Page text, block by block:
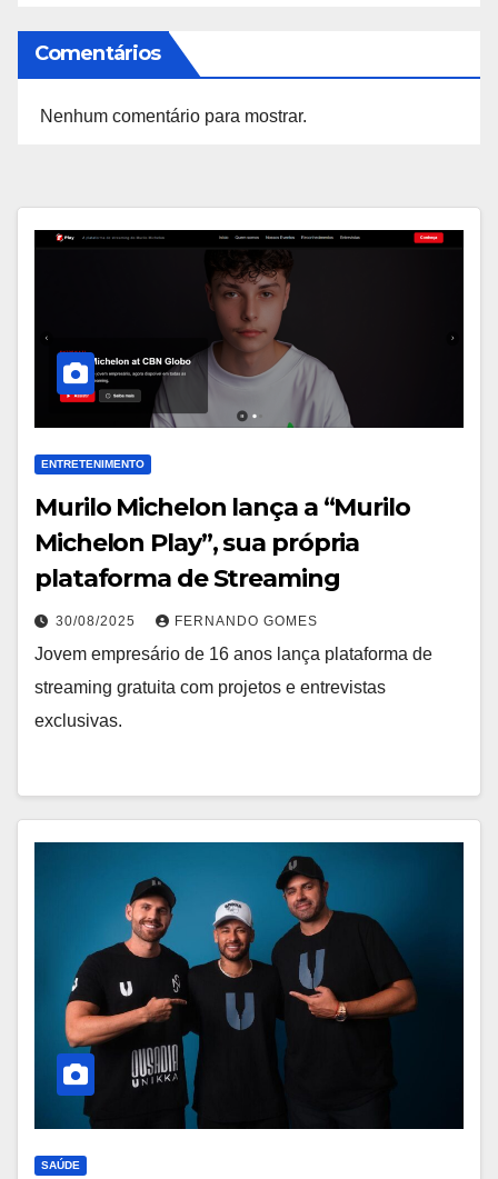
Comentários
Nenhum comentário para mostrar.
ENTRETENIMENTO
Murilo Michelon lança a “Murilo
Michelon Play”, sua própria
plataforma de Streaming
30/08/2025 FERNANDO GOMES
Jovem empresário de 16 anos lança plataforma de
streaming gratuita com projetos e entrevistas
exclusivas.
SAÚDE